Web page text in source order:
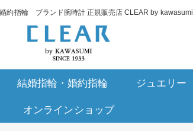
約指輪 ブランド腕時計 正規販売店 CLEAR by kawasumi
結婚指輪・婚約指輪 ジュエリー
オンラインショップ